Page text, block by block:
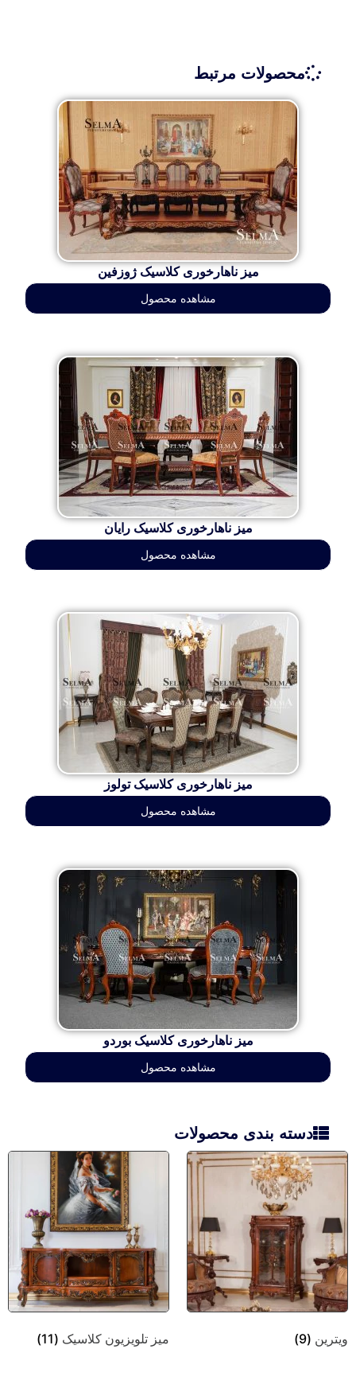
محصولات مرتبط
میز ناهارخوری کلاسیک ژوزفین
مشاهده محصول
میز ناهارخوری کلاسیک رایان
مشاهده محصول
میز ناهارخوری کلاسیک تولوز
مشاهده محصول
میز ناهارخوری کلاسیک بوردو
مشاهده محصول
دسته بندی محصولات
ویترین (9) میز تلویزیون کلاسیک (11)